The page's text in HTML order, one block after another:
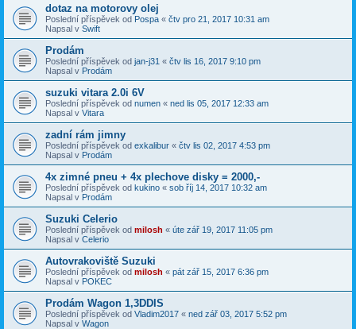
dotaz na motorovy olej
Poslední příspěvek od Pospa « čtv pro 21, 2017 10:31 am
Napsal v Swift
Prodám
Poslední příspěvek od jan-j31 « čtv lis 16, 2017 9:10 pm
Napsal v Prodám
suzuki vitara 2.0i 6V
Poslední příspěvek od numen « ned lis 05, 2017 12:33 am
Napsal v Vitara
zadní rám jimny
Poslední příspěvek od exkalibur « čtv lis 02, 2017 4:53 pm
Napsal v Prodám
4x zimné pneu + 4x plechove disky = 2000,-
Poslední příspěvek od kukino « sob říj 14, 2017 10:32 am
Napsal v Prodám
Suzuki Celerio
Poslední příspěvek od milosh « úte zář 19, 2017 11:05 pm
Napsal v Celerio
Autovrakoviště Suzuki
Poslední příspěvek od milosh « pát zář 15, 2017 6:36 pm
Napsal v POKEC
Prodám Wagon 1,3DDIS
Poslední příspěvek od Vladim2017 « ned zář 03, 2017 5:52 pm
Napsal v Wagon